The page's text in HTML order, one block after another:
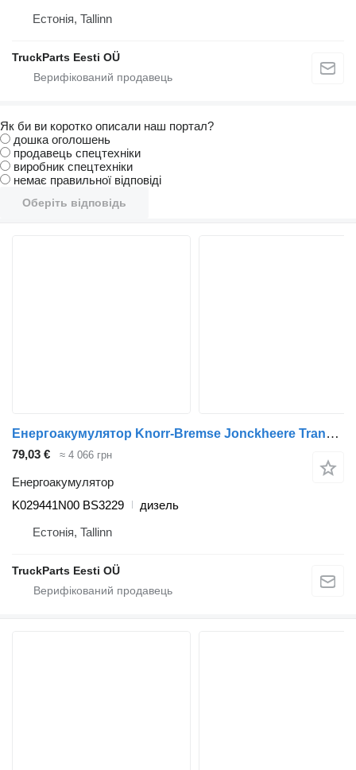
Естонія, Tallinn
TruckParts Eesti OÜ
Як би ви коротко описали наш портал?
дошка оголошень
продавець спецтехніки
виробник спецтехніки
немає правильної відповіді
Оберіть відповідь
Енергоакумулятор Knorr-Bremse Jonckheere Transit 2000 (01.05-12.13) K029441N00 до автобуса VDL Jonckheere Transit 2000 (2005-2013)
79,03 € ≈ 4 066 грн
Енергоакумулятор
K029441N00 BS3229
дизель
Естонія, Tallinn
TruckParts Eesti OÜ